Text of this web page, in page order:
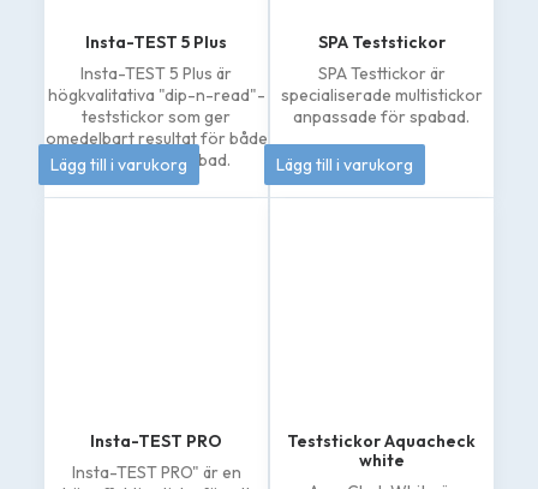
Insta-TEST 5 Plus
Insta-TEST 5 Plus är
högkvalitativa "dip-n-read"-
teststickor som ger
omedelbart resultat för både
pooler och spabad.
208kr
Lägg till i varukorg
SPA Teststickor
SPA Testtickor är
specialiserade multistickor
anpassade för spabad.
145kr
Lägg till i varukorg
Insta-TEST PRO
Insta-TEST PRO" är en
Teststickor Aquacheck
white